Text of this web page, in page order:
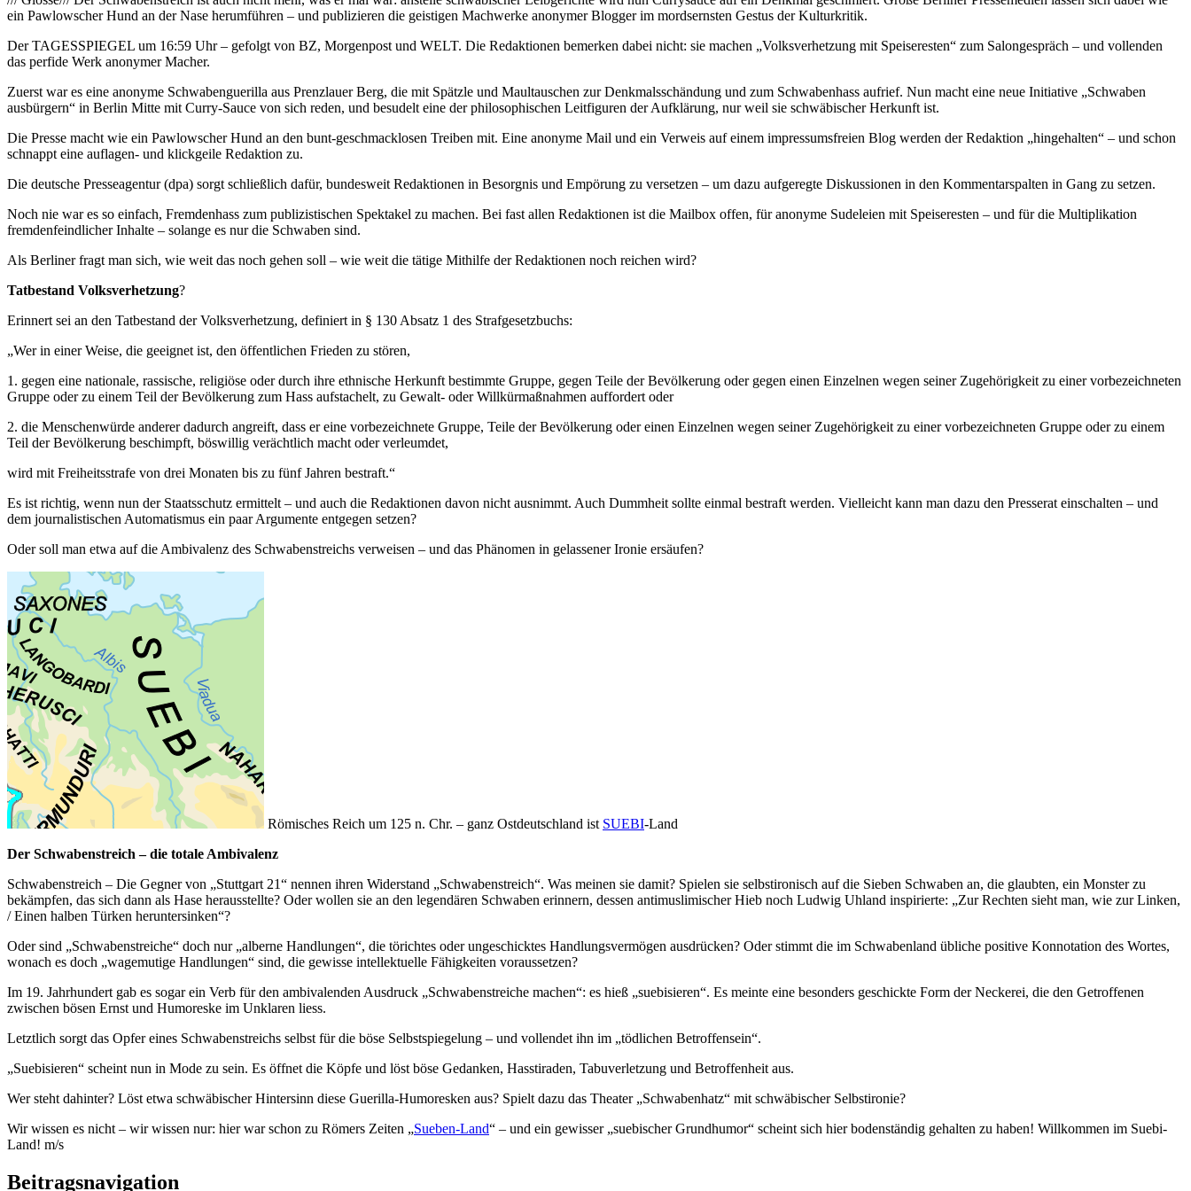
ein Pawlowscher Hund an der Nase herumführen – und publizieren die geistigen Machwerke anonymer Blogger im mordsernsten Gestus der Kulturkritik.
Der TAGESSPIEGEL um 16:59 Uhr – gefolgt von BZ, Morgenpost und WELT. Die Redaktionen bemerken dabei nicht: sie machen „Volksverhetzung mit Speiseresten“ zum Salongespräch – und vollenden
das perfide Werk anonymer Macher.
Zuerst war es eine anonyme Schwabenguerilla aus Prenzlauer Berg, die mit Spätzle und Maultauschen zur Denkmalsschändung und zum Schwabenhass aufrief. Nun macht eine neue Initiative „Schwaben
ausbürgern“ in Berlin Mitte mit Curry-Sauce von sich reden, und besudelt eine der philosophischen Leitfiguren der Aufklärung, nur weil sie schwäbischer Herkunft ist.
Die Presse macht wie ein Pawlowscher Hund an den bunt-geschmacklosen Treiben mit. Eine anonyme Mail und ein Verweis auf einem impressumsfreien Blog werden der Redaktion „hingehalten“ – und schon
schnappt eine auflagen- und klickgeile Redaktion zu.
Die deutsche Presseagentur (dpa) sorgt schließlich dafür, bundesweit Redaktionen in Besorgnis und Empörung zu versetzen – um dazu aufgeregte Diskussionen in den Kommentarspalten in Gang zu setzen.
Noch nie war es so einfach, Fremdenhass zum publizistischen Spektakel zu machen. Bei fast allen Redaktionen ist die Mailbox offen, für anonyme Sudeleien mit Speiseresten – und für die Multiplikation
fremdenfeindlicher Inhalte – solange es nur die Schwaben sind.
Als Berliner fragt man sich, wie weit das noch gehen soll – wie weit die tätige Mithilfe der Redaktionen noch reichen wird?
Tatbestand Volksverhetzung?
Erinnert sei an den Tatbestand der Volksverhetzung, definiert in § 130 Absatz 1 des Strafgesetzbuchs:
„Wer in einer Weise, die geeignet ist, den öffentlichen Frieden zu stören,
1. gegen eine nationale, rassische, religiöse oder durch ihre ethnische Herkunft bestimmte Gruppe, gegen Teile der Bevölkerung oder gegen einen Einzelnen wegen seiner Zugehörigkeit zu einer vorbezeichneten
Gruppe oder zu einem Teil der Bevölkerung zum Hass aufstachelt, zu Gewalt- oder Willkürmaßnahmen auffordert oder
2. die Menschenwürde anderer dadurch angreift, dass er eine vorbezeichnete Gruppe, Teile der Bevölkerung oder einen Einzelnen wegen seiner Zugehörigkeit zu einer vorbezeichneten Gruppe oder zu einem
Teil der Bevölkerung beschimpft, böswillig verächtlich macht oder verleumdet,
wird mit Freiheitsstrafe von drei Monaten bis zu fünf Jahren bestraft.“
Es ist richtig, wenn nun der Staatsschutz ermittelt – und auch die Redaktionen davon nicht ausnimmt. Auch Dummheit sollte einmal bestraft werden. Vielleicht kann man dazu den Presserat einschalten – und
dem journalistischen Automatismus ein paar Argumente entgegen setzen?
Oder soll man etwa auf die Ambivalenz des Schwabenstreichs verweisen – und das Phänomen in gelassener Ironie ersäufen?
Römisches Reich um 125 n. Chr. – ganz Ostdeutschland ist SUEBI-Land
Der Schwabenstreich – die totale Ambivalenz
Schwabenstreich – Die Gegner von „Stuttgart 21“ nennen ihren Widerstand „Schwabenstreich“. Was meinen sie damit? Spielen sie selbstironisch auf die Sieben Schwaben an, die glaubten, ein Monster zu
bekämpfen, das sich dann als Hase herausstellte? Oder wollen sie an den legendären Schwaben erinnern, dessen antimuslimischer Hieb noch Ludwig Uhland inspirierte: „Zur Rechten sieht man, wie zur Linken,
/ Einen halben Türken heruntersinken“?
Oder sind „Schwabenstreiche“ doch nur „alberne Handlungen“, die törichtes oder ungeschicktes Handlungsvermögen ausdrücken? Oder stimmt die im Schwabenland übliche positive Konnotation des Wortes,
wonach es doch „wagemutige Handlungen“ sind, die gewisse intellektuelle Fähigkeiten voraussetzen?
Im 19. Jahrhundert gab es sogar ein Verb für den ambivalenden Ausdruck „Schwabenstreiche machen“: es hieß „suebisieren“. Es meinte eine besonders geschickte Form der Neckerei, die den Getroffenen
zwischen bösen Ernst und Humoreske im Unklaren liess.
Letztlich sorgt das Opfer eines Schwabenstreichs selbst für die böse Selbstspiegelung – und vollendet ihn im „tödlichen Betroffensein“.
„Suebisieren“ scheint nun in Mode zu sein. Es öffnet die Köpfe und löst böse Gedanken, Hasstiraden, Tabuverletzung und Betroffenheit aus.
Wer steht dahinter? Löst etwa schwäbischer Hintersinn diese Guerilla-Humoresken aus? Spielt dazu das Theater „Schwabenhatz“ mit schwäbischer Selbstironie?
Wir wissen es nicht – wir wissen nur: hier war schon zu Römers Zeiten „Sueben-Land“ – und ein gewisser „suebischer Grundhumor“ scheint sich hier bodenständig gehalten zu haben! Willkommen im Suebi-
Land! m/s
Beitragsnavigation